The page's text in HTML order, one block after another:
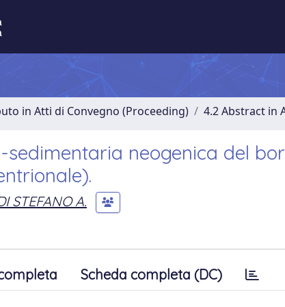
in Atti di Convegno (Proceeding) 4.2 Abstract in
sedimentaria neogenica del
STEFANO A.
Scheda completa (DC)